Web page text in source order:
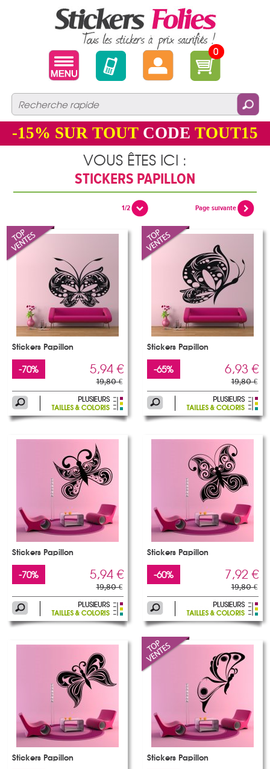
0
-15% SUR TOUT CODE TOUT15
VOUS ÊTES ICI :
STICKERS PAPILLON
Page suivante
1/2
Stickers Papillon
-70% 5,94 €
19,80 €
Stickers Papillon
-65% 6,93 €
19,80 €
Stickers Papillon
-70% 5,94 €
19,80 €
Stickers Papillon
-60% 7,92 €
19,80 €
Stickers Papillon Stickers Papillon